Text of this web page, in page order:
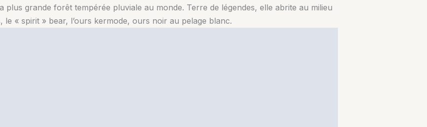
plus grande forêt tempérée pluviale au monde. Terre de légendes, elle abrite au milieu
le « spirit » bear, l’ours kermode, ours noir au pelage blanc.